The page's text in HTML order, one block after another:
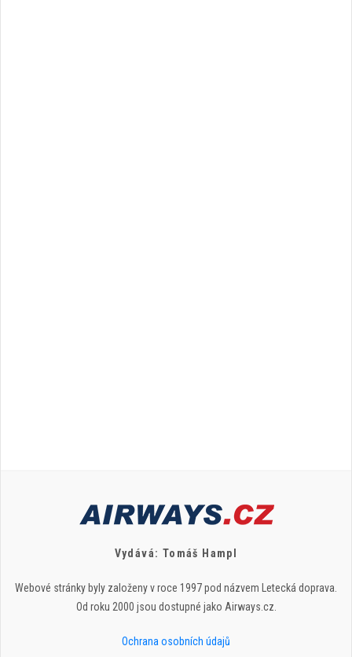
Vydává: Tomáš Hampl
Webové stránky byly založeny v roce 1997 pod názvem Letecká doprava.
Od roku 2000 jsou dostupné jako Airways.cz.
Ochrana osobních údajů